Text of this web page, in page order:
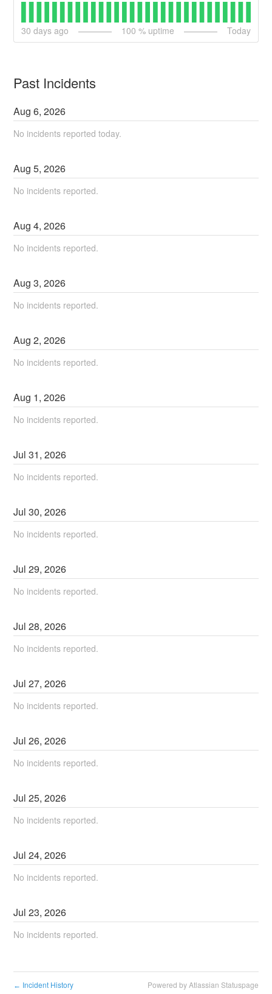
30 days ago 100 % uptime Today
Past Incidents
Aug6,2026
No incidents reported today.
Aug5,2026
No incidents reported.
Aug4,2026
No incidents reported.
Aug3,2026
No incidents reported.
Aug2,2026
No incidents reported.
Aug 1,2026
No incidents reported.
Jul31,2026
No incidents reported.
Jul30,2026
No incidents reported.
Jul29,2026
No incidents reported.
Jul28,2026
No incidents reported.
Jul27,2026
No incidents reported.
Jul26,2026
No incidents reported.
Jul25,2026
No incidents reported.
Jul24,2026
No incidents reported.
Jul23,2026
No incidents reported.
← Incident History Powered by Atlassian Statuspage